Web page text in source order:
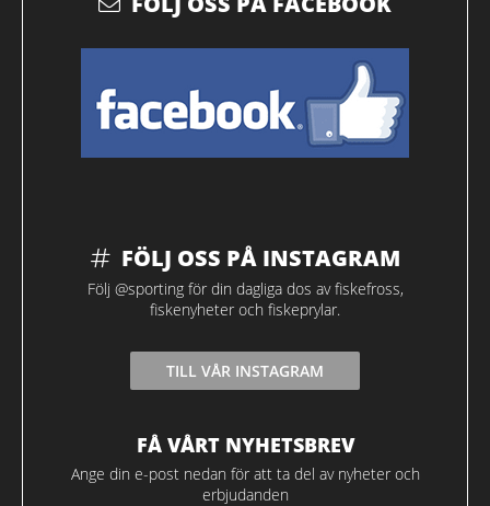
FÖLJ OSS PÅ INSTAGRAM
Följ @sporting för din dagliga dos av fiskefross,
fiskenyheter och fiskeprylar.
TILL VÅR INSTAGRAM
FÅ VÅRT NYHETSBREV
Ange din e-post nedan för att ta del av nyheter och
erbjudanden